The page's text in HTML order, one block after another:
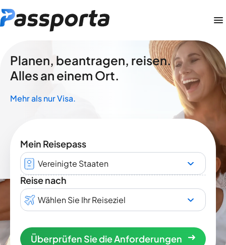
Planen, beantragen, reisen.
Alles an einem Ort.
Mehr als nur Visa.
Mein Reisepass
Vereinigte Staaten
Reise nach
Wählen Sie Ihr Reiseziel
Überprüfen Sie die Anforderungen